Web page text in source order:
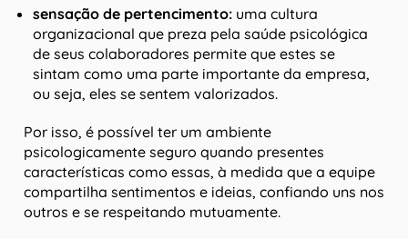
sensação de pertencimento: uma cultura
organizacional que preza pela saúde psicológica
de seus colaboradores permite que estes se
sintam como uma parte importante da empresa,
ou seja, eles se sentem valorizados.
Por isso, é possível ter um ambiente
psicologicamente seguro quando presentes
características como essas, à medida que a equipe
compartilha sentimentos e ideias, confiando uns nos
outros e se respeitando mutuamente.